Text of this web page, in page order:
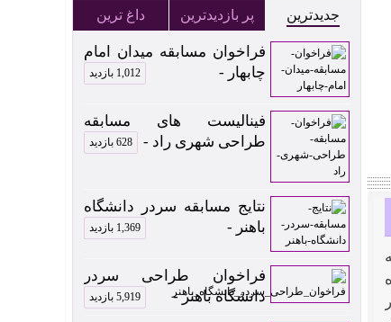
موزه
جدیدترین پر بازدیدترین داغ ترین
فراخوان مسابقه میدان امام
چابهار -
1,012 بازدید
فینالیست های مسابقه
طراحی شهری راد -
628 بازدید
نتایج مسابقه سردر دانشگاه
باهنر -
1,369 بازدید
فراخوان طراحی سردر
دانشگاه باهنر -
5,919 بازدید